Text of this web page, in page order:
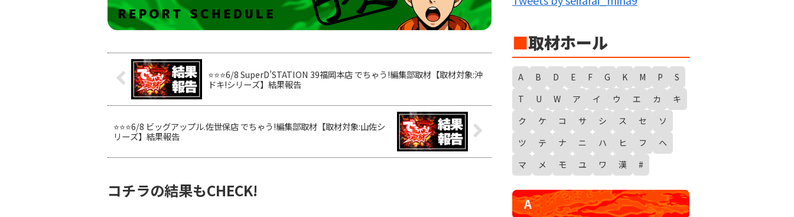
⭐️⭐️⭐️6/8 SuperD’STATION 39福岡本店 でちゃう!編集部取材【取材対象:沖
ドキ!シリーズ】結果報告
⭐️⭐️⭐️6/8 ビッグアップル.佐世保店 でちゃう!編集部取材【取材対象:山佐シ
リーズ】結果報告
コチラの結果もCHECK!
WANTED WONDERLAND
ギガスラッシュ
超ギガスラッシュ
新春スタートダッシュ取材
GRAND WARS-新店実践録-
SUGEEEEEEE!
ギャラクシー取材
グランドクラッシュ
トリプルユニオン
天極
玉屋共闘取材
■取材ホール
A B D E F G K M P
S
T
U W ア イ ウ エ カ
キ
ク
ケ コ サ シ ス セ
ソ
ツ
テ ナ ニ ハ ヒ フ
ヘ
マ
メ モ ユ ワ 漢 #
A